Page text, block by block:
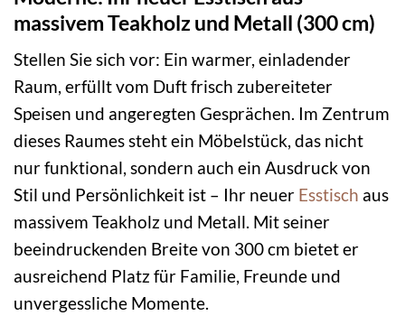
massivem Teakholz und Metall (300 cm)
Stellen Sie sich vor: Ein warmer, einladender
Raum, erfüllt vom Duft frisch zubereiteter
Speisen und angeregten Gesprächen. Im Zentrum
dieses Raumes steht ein Möbelstück, das nicht
nur funktional, sondern auch ein Ausdruck von
Stil und Persönlichkeit ist – Ihr neuer Esstisch aus
massivem Teakholz und Metall. Mit seiner
beeindruckenden Breite von 300 cm bietet er
ausreichend Platz für Familie, Freunde und
unvergessliche Momente.